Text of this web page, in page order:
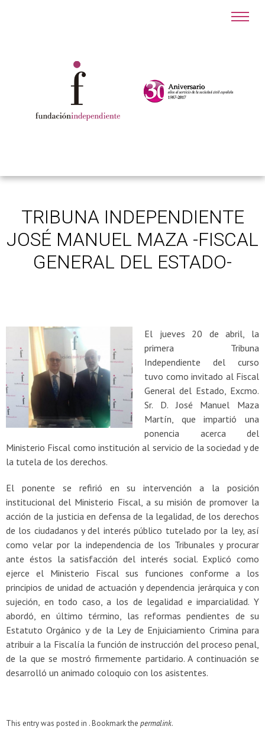
TRIBUNA INDEPENDIENTE
JOSÉ MANUEL MAZA -FISCAL
GENERAL DEL ESTADO-
El jueves 20 de abril, la
primera Tribuna
Independiente del curso
tuvo como invitado al Fiscal
General del Estado, Excmo.
Sr. D. José Manuel Maza
Martín, que impartió una
ponencia acerca del
Ministerio Fiscal como institución al servicio de la sociedad y de
la tutela de los derechos.
El ponente se refirió en su intervención a la posición
institucional del Ministerio Fiscal, a su misión de promover la
acción de la justicia en defensa de la legalidad, de los derechos
de los ciudadanos y del interés público tutelado por la ley, así
como velar por la independencia de los Tribunales y procurar
ante éstos la satisfacción del interés social. Explicó como
ejerce el Ministerio Fiscal sus funciones conforme a los
principios de unidad de actuación y dependencia jerárquica y con
sujeción, en todo caso, a los de legalidad e imparcialidad. Y
abordó, en último término, las reformas pendientes de su
Estatuto Orgánico y de la Ley de Enjuiciamiento Crimina para
atribuir a la Fiscalía la función de instrucción del proceso penal,
de la que se mostró firmemente partidario. A continuación se
desarrolló un animado coloquio con los asistentes.
This entry was posted in . Bookmark the permalink.